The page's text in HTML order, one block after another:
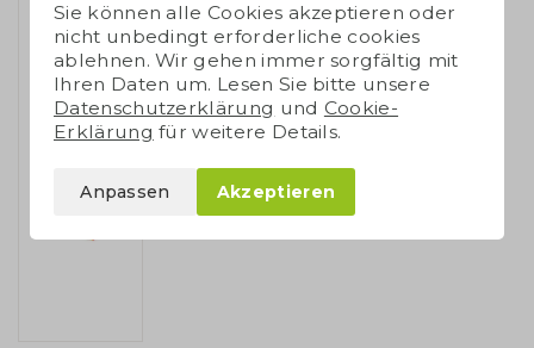
Sie können alle Cookies akzeptieren oder
nicht unbedingt erforderliche cookies
ablehnen. Wir gehen immer sorgfältig mit
Ihren Daten um. Lesen Sie bitte unsere
Datenschutzerklärung und Cookie-
Erklärung für weitere Details.
Anpassen Akzeptieren